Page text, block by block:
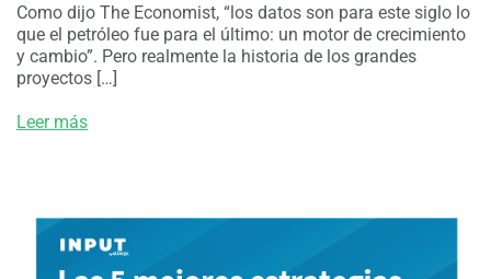
Como dijo The Economist, “los datos son para este siglo lo
que el petróleo fue para el último: un motor de crecimiento
y cambio”. Pero realmente la historia de los grandes
proyectos […]
Leer más